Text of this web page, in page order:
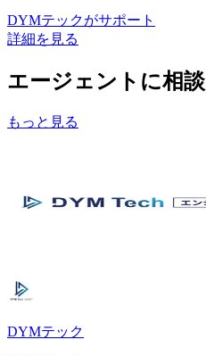
DYMテックがサポート
詳細を見る
エージェントに相談
もっと見る
DYMテック